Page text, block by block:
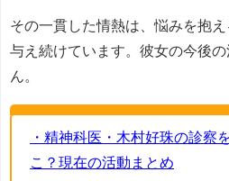
その一貫した情熱は、悩みを抱
与え続けています。彼女の今後
ん。
・精神科医・木村好珠の診察
こ？現在の活動まとめ